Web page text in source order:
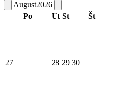
August2026
Po
Ut St Št
27 28 29 30